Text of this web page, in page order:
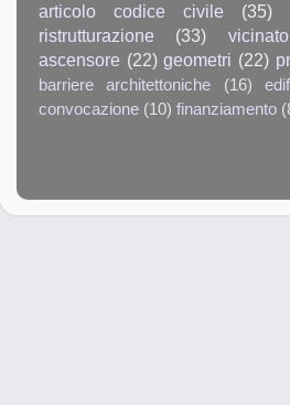
articolo codice civile (35)
ristrutturazione
(33) vicinato
ascensore (22) geometri (22)
barriere architettoniche
(16)
convocazione (10) finanziamento